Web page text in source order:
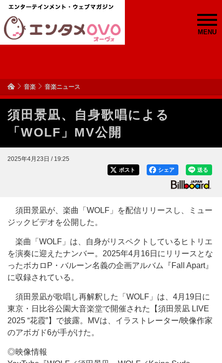
MENU
音楽 音楽ニュース
須田景凪、自身歌唱による
「WOLF」MV公開
2025年4月23日 / 19:25
送る
シェア
ポスト
須田景凪が、楽曲「WOLF」を配信リリースし、ミュー
ジックビデオを公開した。
楽曲「WOLF」は、自身がリスペクトしているヒトリエ
を演奏に迎えたナンバー。2025年4月16日にリリースとな
ったボカロP・バルーン名義の企画アルバム『Fall Apart』
に収録されている。
須田景凪が歌唱し再解釈した「WOLF」は、4月19日に
東京・日比谷公園大音楽堂で開催された【須田景凪 LIVE
2025 “花霞”】で披露。MVは、イラストレーター/映像作家
のアボガド6が手がけた。
◎映像情報